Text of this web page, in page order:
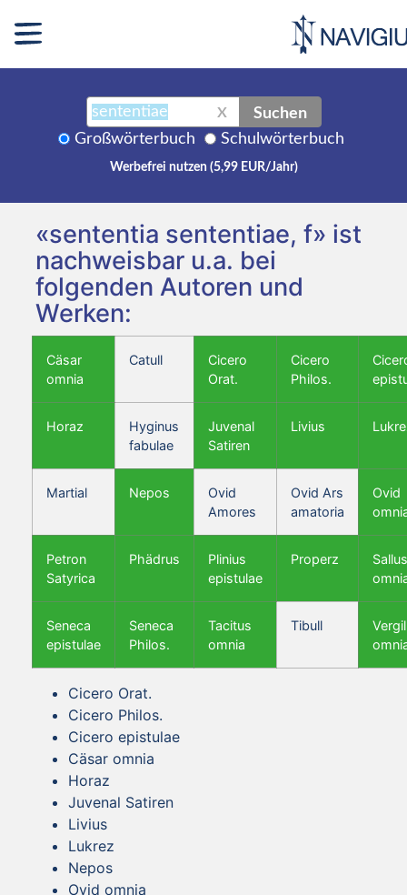
X Suchen
Großwörterbuch Schulwörterbuch
Werbefrei nutzen (5,99 EUR/Jahr)
«sententia sententiae, f» ist
nachweisbar u.a. bei
folgenden Autoren und
Werken:
Cäsar
omnia
Catull
Cicero
Orat.
Cicero
Philos.
Horaz
Hyginus
fabulae
Juvenal
Satiren
Livius
Martial Nepos
Ovid
Amores
Ovid Ars
amatoria
Ovid
Petron
Satyrica
Phädrus
Plinius
epistulae
Properz
Seneca
epistulae
Seneca
Philos.
Tacitus
omnia
Tibull
Vergil
Cicero Orat.
Cicero Philos.
Cicero epistulae
Cäsar omnia
Horaz
Juvenal Satiren
Livius
Lukrez
Nepos
Ovid omnia